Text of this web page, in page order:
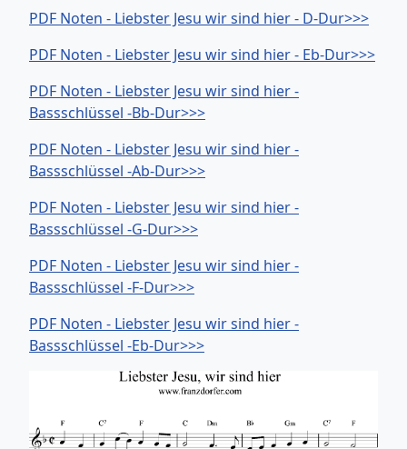
PDF Noten - Liebster Jesu wir sind hier - D-Dur>>>
PDF Noten - Liebster Jesu wir sind hier - Eb-Dur>>>
PDF Noten - Liebster Jesu wir sind hier -
Bassschlüssel -Bb-Dur>>>
PDF Noten - Liebster Jesu wir sind hier -
Bassschlüssel -Ab-Dur>>>
PDF Noten - Liebster Jesu wir sind hier -
Bassschlüssel -G-Dur>>>
PDF Noten - Liebster Jesu wir sind hier -
Bassschlüssel -F-Dur>>>
PDF Noten - Liebster Jesu wir sind hier -
Bassschlüssel -Eb-Dur>>>